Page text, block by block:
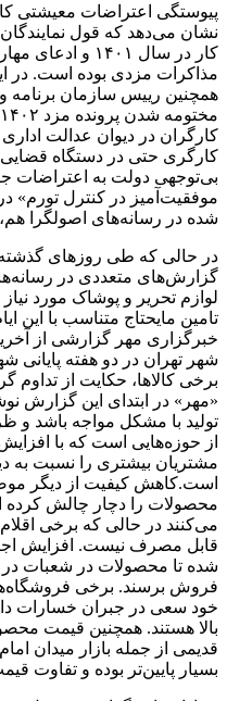
نشان می‌دهد که قول
کار در سال ۱۴۰۱
همچنین رییس سازمان برنامه
کارگران در دیوان عدالت
کارگری حتی در دستگاه قضایی
بی‌توجهی دولت به اعتراضات
موفقیت‌آمیز در کنترل تورم»
شده در رسانه‌های اصولگرا
در حالی که طی روزهای گذشته
گزارش‌های متعددی در
لوازم تحریر و پوشاک مورد نیاز
تامین مایحتاج متناسب با این
شهر تهران در دو هفته
برخی کالاها، حکایت از تداوم
«مهر» در ابتدای این گزارش
تولید با مشکل مواجه باشد و
مشتریان بیشتری را نسبت به
است.کاهش کیفیت از دیگر
محصولات را دچار چالش
می‌کنند در حالی که برخی اقلام
قابل مصرف نیست. افزایش
شده تا محصولات در شعبات در
فروش برسند. برخی
خود سعی در جبران خسارات
بالا هستند. همچنین قیمت
قدیمی از جمله بازار میدان
بسیار پایین‌تر بوده و تفاوت قیمت‌ها به ۳۰ تا ۴۰